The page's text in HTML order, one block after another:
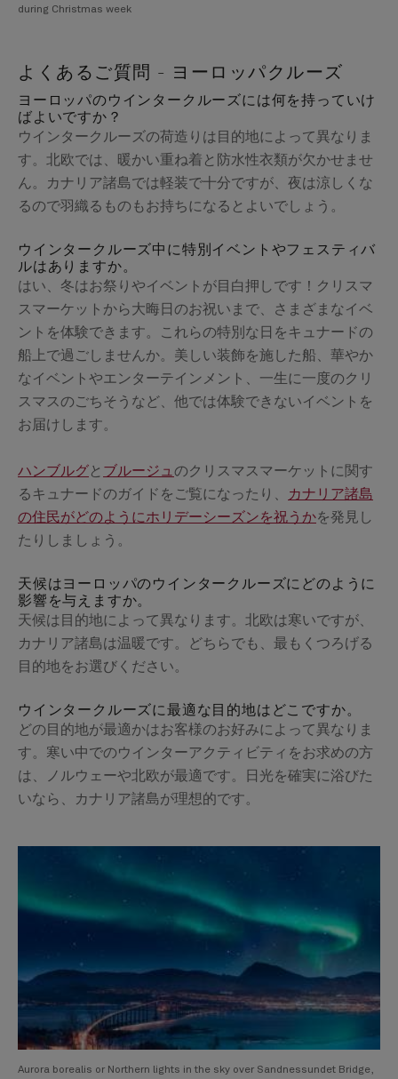
during Christmas week
よくあるご質問 - ヨーロッパクルーズ
ヨーロッパのウインタークルーズには何を持っていけ
ばよいですか？
ウインタークルーズの荷造りは目的地によって異なりま
す。北欧では、暖かい重ね着と防水性衣類が欠かせませ
ん。カナリア諸島では軽装で十分ですが、夜は涼しくな
るので羽織るものもお持ちになるとよいでしょう。
ウインタークルーズ中に特別イベントやフェスティバ
ルはありますか。
はい、冬はお祭りやイベントが目白押しです！クリスマ
スマーケットから大晦日のお祝いまで、さまざまなイベ
ントを体験できます。これらの特別な日をキュナードの
船上で過ごしませんか。美しい装飾を施した船、華やか
なイベントやエンターテインメント、一生に一度のクリ
スマスのごちそうなど、他では体験できないイベントを
お届けします。
ハンブルグと ブルージュのクリスマスマーケットに関す
るキュナードのガイドをご覧になったり、
カナリア諸島
の住民がどのようにホリデーシーズンを祝うかを発見し
たりしましょう。
天候はヨーロッパのウインタークルーズにどのように
影響を与えますか。
天候は目的地によって異なります。北欧は寒いですが、
カナリア諸島は温暖です。どちらでも、最もくつろげる
目的地をお選びください。
ウインタークルーズに最適な目的地はどこですか。
どの目的地が最適かはお客様のお好みによって異なりま
す。寒い中でのウインターアクティビティをお求めの方
は、ノルウェーや北欧が最適です。日光を確実に浴びた
いなら、カナリア諸島が理想的です。
Aurora borealis or Northern lights in the sky over Sandnessundet Bridge,